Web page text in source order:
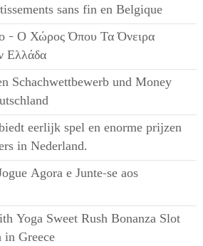
sans fin en Belgique
– Ο Χώρος Όπου Τα Όνειρα
Ελλάδα
Schachwettbewerb und Money
eerlijk spel en enorme prijzen
in Nederland.
Agora e Junte-se aos
Yoga Sweet Rush Bonanza Slot
in Greece